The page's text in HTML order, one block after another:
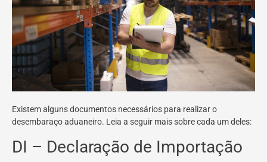
Existem alguns documentos necessários para realizar o
desembaraço aduaneiro. Leia a seguir mais sobre cada um deles:
DI – Declaração de Importação